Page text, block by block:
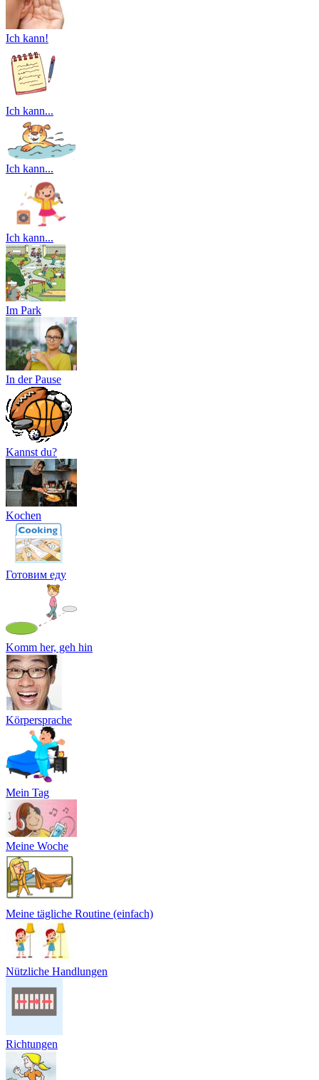
Ich kann!
Ich kann...
Ich kann...
Ich kann...
Im Park
In der Pause
Kannst du?
Kochen
Готовим еду
Komm her, geh hin
Körpersprache
Mein Tag
Meine Woche
Meine tägliche Routine (einfach)
Nützliche Handlungen
Richtungen